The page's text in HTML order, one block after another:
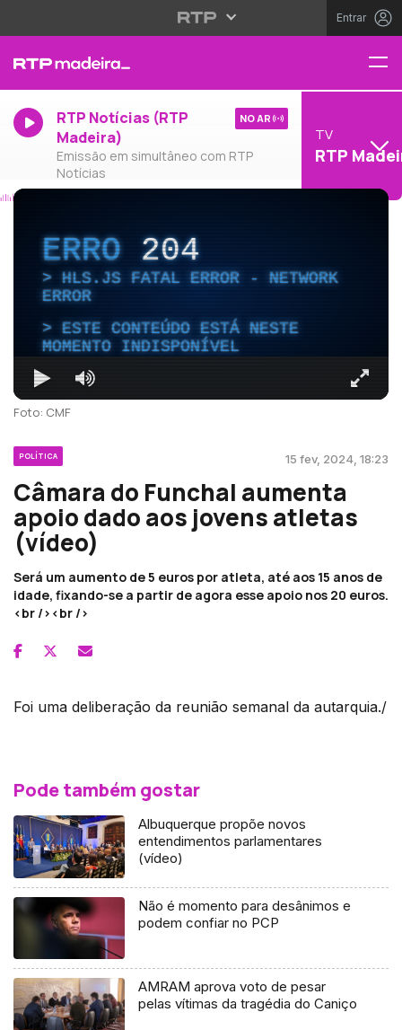
Entrar
RTP Notícias (RTP
Madeira)
Emissão em simultâneo com RTP
Notícias
NO AR
TV
RTP
ERRO204
HLS.JS FATAL ERROR - NETWORK
ERROR
ESTE CONTEÚDO ESTÁ NESTE
MOMENTO INDISPONÍVEL
Foto: CMF
POLÍTICA 15 fev, 2024, 18:23
Câmara do Funchal aumenta
apoio dado aos jovens atletas
(vídeo)
Será um aumento de 5 euros por atleta, até aos 15 anos de
idade, fixando-se a partir de agora esse apoio nos 20 euros.
<br /><br />
Foi uma deliberação da reunião semanal da autarquia./
Pode também gostar
Albuquerque propõe novos
entendimentos parlamentares
(vídeo)
Não é momento para desânimos e
podem confiar no PCP
AMRAM aprova voto de pesar
pelas vítimas da tragédia do Caniço